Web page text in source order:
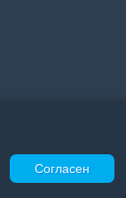
Согласен